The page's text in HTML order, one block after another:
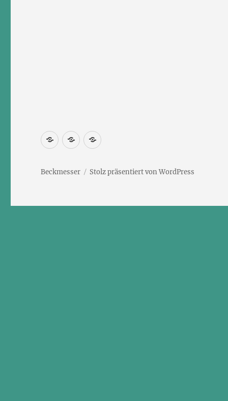
Newsletter
KontaktImpressum
Beckmesser Stolz präsentiert von WordPress